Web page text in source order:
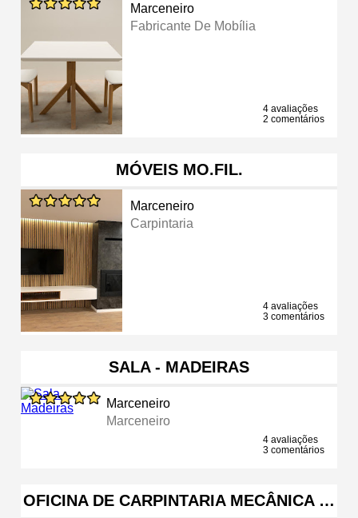
Marceneiro
Fabricante De Mobília
4 avaliações
2 comentários
MÓVEIS MO.FIL.
Marceneiro
Carpintaria
4 avaliações
3 comentários
SALA - MADEIRAS
Marceneiro
Marceneiro
4 avaliações
3 comentários
OFICINA DE CARPINTARIA MECÂNICA …